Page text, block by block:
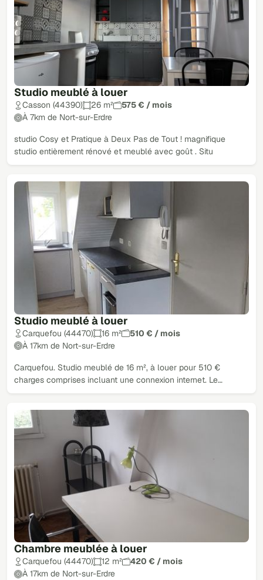
Studio meublé à louer
Casson (44390) 26 m²
575 € / mois
À 7km de Nort-sur-Erdre
studio Cosy et Pratique à Deux Pas de Tout ! magnifique
studio entièrement rénové et meublé avec goût . Situ
Studio meublé à louer
Carquefou (44470) 16 m²
510 € / mois
À 17km de Nort-sur-Erdre
Carquefou. Studio meublé de 16 m², à louer pour 510 €
charges comprises incluant une connexion internet. Le…
Chambre meublée à louer
Carquefou (44470) 12 m²
420 € / mois
À 17km de Nort-sur-Erdre